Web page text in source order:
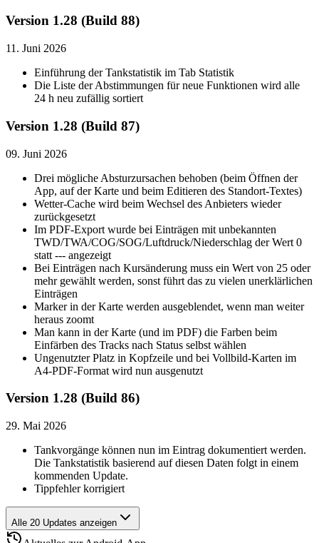
Version 1.28 (Build 88)
11. Juni 2026
Einführung der Tankstatistik im Tab Statistik
Die Liste der Abstimmungen für neue Funktionen wird alle
24 h neu zufällig sortiert
Version 1.28 (Build 87)
09. Juni 2026
Drei mögliche Absturzursachen behoben (beim Öffnen der
App, auf der Karte und beim Editieren des Standort-Textes)
Wetter-Cache wird beim Wechsel des Anbieters wieder
zurückgesetzt
Im PDF-Export wurde bei Einträgen mit unbekannten
TWD/TWA/COG/SOG/Luftdruck/Niederschlag der Wert 0
statt --- angezeigt
Bei Einträgen nach Kursänderung muss ein Wert von 25 oder
mehr gewählt werden, sonst führt das zu vielen unerklärlichen
Einträgen
Marker in der Karte werden ausgeblendet, wenn man weiter
heraus zoomt
Man kann in der Karte (und im PDF) die Farben beim
Einfärben des Tracks nach Status selbst wählen
Ungenutzter Platz in Kopfzeile und bei Vollbild-Karten im
A4-PDF-Format wird nun ausgenutzt
Version 1.28 (Build 86)
29. Mai 2026
Tankvorgänge können nun im Eintrag dokumentiert werden.
Die Tankstatistik basierend auf diesen Daten folgt in einem
kommenden Update.
Tippfehler korrigiert
Alle 20 Updates anzeigen